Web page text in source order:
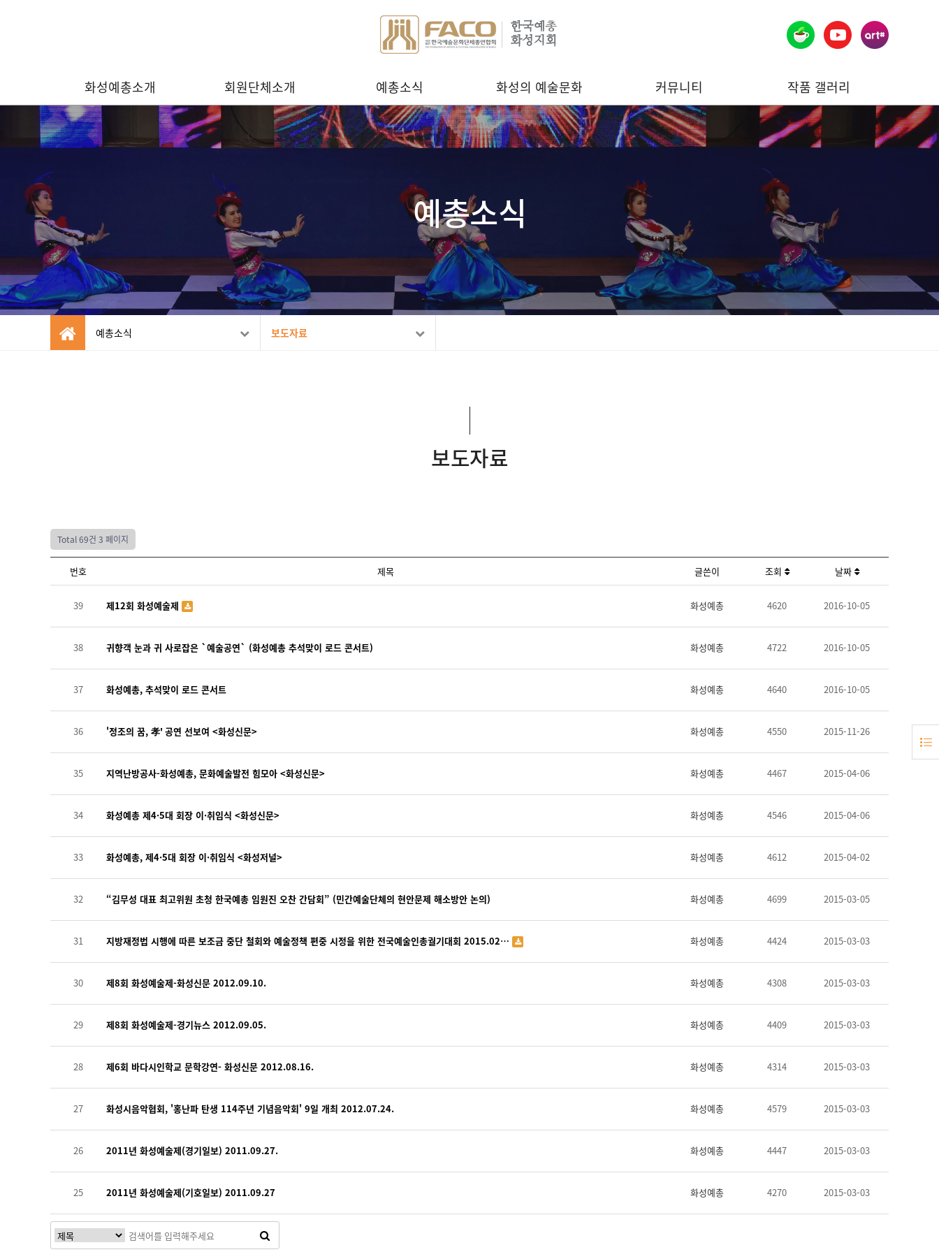
화성예총소개 회원단체소개 예총소식 화성의 예술문화 커뮤니티 작품 갤러리
예총소식
예총소식 보도자료
보도자료
Total 69건 3 페이지
번호 제목 글쓴이 조회 날짜
39 제12회 화성예술제 화성예총 4620 2016-10-05
38 귀향객 눈과 귀 사로잡은 `예술공연` (화성예총 추석맞이 로드 콘서트) 화성예총 4722 2016-10-05
37 화성예총, 추석맞이 로드 콘서트 화성예총 4640 2016-10-05
36 '정조의 꿈, 孝' 공연 선보여 <화성신문> 화성예총 4550 2015-11-26
35 지역난방공사-화성예총, 문화예술발전 힘모아 <화성신문> 화성예총 4467 2015-04-06
34 화성예총 제4·5대 회장 이·취임식 <화성신문> 화성예총 4546 2015-04-06
33 화성예총, 제4·5대 회장 이·취임식 <화성저널> 화성예총 4612 2015-04-02
32 “김무성 대표 최고위원 초청 한국예총 임원진 오찬 간담회” (민간예술단체의 현안문제 해소방안 논의) 화성예총 4699 2015-03-05
31 지방재정법 시행에 따른 보조금 중단 철회와 예술정책 편중 시정을 위한 전국예술인총궐기대회 2015.02… 화성예총 4424 2015-03-03
30 제8회 화성예술제-화성신문 2012.09.10. 화성예총 4308 2015-03-03
29 제8회 화성예술제-경기뉴스 2012.09.05. 화성예총 4409 2015-03-03
28 제6회 바다시인학교 문학강연- 화성신문 2012.08.16. 화성예총 4314 2015-03-03
27 화성시음악협회, '홍난파 탄생 114주년 기념음악회' 9일 개최 2012.07.24. 화성예총 4579 2015-03-03
26 2011년 화성예술제(경기일보) 2011.09.27. 화성예총 4447 2015-03-03
25 2011년 화성예술제(기호일보) 2011.09.27 화성예총 4270 2015-03-03